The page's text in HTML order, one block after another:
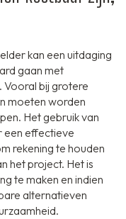
kan een uitdaging
gaan met
bij grotere
moeten worden
Het gebruik van
een effectieve
rekening te houden
het project. Het is
te maken en indien
alternatieven